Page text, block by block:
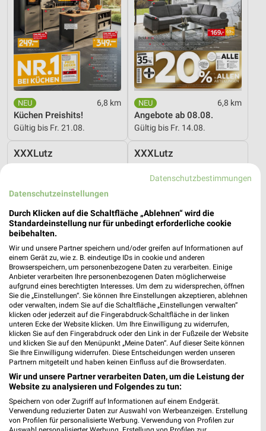
6,8 km
Küchen Preishits!
Gültig bis Fr. 21.08.
6,8 km
Angebote ab 08.08.
Gültig bis Fr. 14.08.
XXXLutz
6,8 km
Gartenmöbel-Abverkauf
Gültig bis Fr. 28.08.
XXXLutz
6,8 km
Wohnideen so individuell wie du!
Gültig bis Fr. 14.08.
XXXLutz XXXLutz
Datenschutzbestimmungen
Datenschutzeinstellungen
Durch Klicken auf die Schaltfläche „Ablehnen“ wird die
Standardeinstellung nur für unbedingt erforderliche cookie
beibehalten.
Wir und unsere Partner speichern und/oder greifen auf Informationen auf
einem Gerät zu, wie z. B. eindeutige IDs in cookie und anderen
Browserspeichern, um personenbezogene Daten zu verarbeiten. Einige
Anbieter verarbeiten Ihre personenbezogenen Daten möglicherweise
aufgrund eines berechtigten Interesses. Um dem zu widersprechen, öffnen
Sie die „Einstellungen“. Sie können Ihre Einstellungen akzeptieren, ablehnen
oder verwalten, indem Sie auf die Schaltfläche „Einstellungen verwalten“
klicken oder jederzeit auf die Fingerabdruck-Schaltfläche in der linken
unteren Ecke der Website klicken. Um Ihre Einwilligung zu widerrufen,
klicken Sie auf den Fingerabdruck oder den Link in der Fußzeile der Website
und klicken Sie auf den Menüpunkt „Meine Daten“. Auf dieser Seite können
Sie Ihre Einwilligung widerrufen. Diese Entscheidungen werden unseren
Partnern mitgeteilt und haben keinen Einfluss auf die Browserdaten.
Wir und unsere Partner verarbeiten Daten, um die Leistung der
Website zu analysieren und Folgendes zu tun:
Speichern von oder Zugriff auf Informationen auf einem Endgerät.
Verwendung reduzierter Daten zur Auswahl von Werbeanzeigen. Erstellung
von Profilen für personalisierte Werbung. Verwendung von Profilen zur